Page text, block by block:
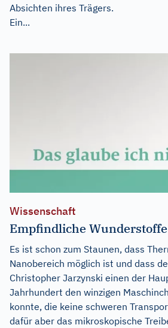
Absichten ihres Trägers.
Ein...
Wissenschaft
Empfindliche Wunderstoffe
Es ist schon zum Staunen, dass
Nanobereich möglich ist und dass
Christopher Jarzynski einen der
Jahrhundert den winzigen
konnte, die keine schweren
dafür aber das mikroskopische